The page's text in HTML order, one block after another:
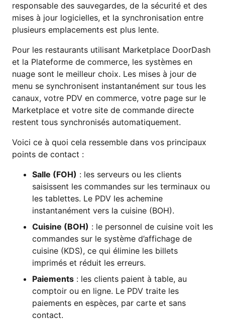
responsable des sauvegardes, de la sécurité et des
mises à jour logicielles, et la synchronisation entre
plusieurs emplacements est plus lente.
Pour les restaurants utilisant Marketplace DoorDash
et la Plateforme de commerce, les systèmes en
nuage sont le meilleur choix. Les mises à jour de
menu se synchronisent instantanément sur tous les
canaux, votre PDV en commerce, votre page sur le
Marketplace et votre site de commande directe
restent tous synchronisés automatiquement.
Voici ce à quoi cela ressemble dans vos principaux
points de contact :
Salle (FOH) : les serveurs ou les clients
saisissent les commandes sur les terminaux ou
les tablettes. Le PDV les achemine
instantanément vers la cuisine (BOH).
Cuisine (BOH) : le personnel de cuisine voit les
commandes sur le système d’affichage de
cuisine (KDS), ce qui élimine les billets
imprimés et réduit les erreurs.
Paiements : les clients paient à table, au
comptoir ou en ligne. Le PDV traite les
paiements en espèces, par carte et sans
contact.